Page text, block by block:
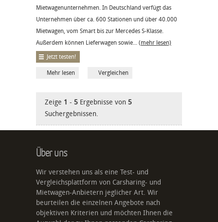
Mietwagenunternehmen. In Deutschland verfügt das
Unternehmen über ca. 600 Stationen und über 40.000
Mietwagen, vom Smart bis zur Mercedes S-Klasse.
Außerdem können Lieferwagen sowie... (mehr lesen)
Jetzt testen!
Mehr lesen Vergleichen
Zeige 1 - 5 Ergebnisse von 5
Suchergebnissen.
Über uns
Wir verstehen uns als eine Test- und
Vergleichsplattform von Carsharing- und
Mietwagen-Anbietern jeglicher Art. Wir
beurteilen die einzelnen Angebote nach
objektiven Kriterien und möchten Ihnen die